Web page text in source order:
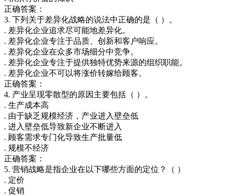
正确答案：
3. 下列关于差异化战略的说法中正确的是（ ）。
. 差异化企业追求尽可能地差异化。
. 差异化企业专注于品质、创新和客户响应。
. 差异化企业在众多市场细分中竞争。
. 差异化企业专注于提供独特优势来源的组织职能。
. 差异化企业不可以将涨价转嫁给顾客。
正确答案：
4. 产业呈现零散型的原因主要包括（ ）。
. 生产成本高
. 由于缺乏规模经济，产业进入壁垒低
. 进入壁垒低导致新企业不断进入
. 顾客需求专门化导致生产批量低
. 规模不经济
正确答案：
5. 营销战略是指企业在以下哪些方面的定位？（ ）
. 定价
. 促销